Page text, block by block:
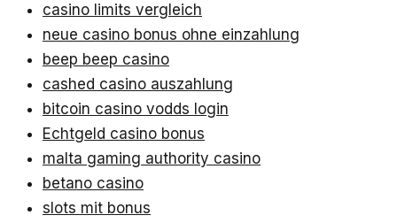
casino limits vergleich
neue casino bonus ohne einzahlung
beep beep casino
cashed casino auszahlung
bitcoin casino vodds login
Echtgeld casino bonus
malta gaming authority casino
betano casino
slots mit bonus